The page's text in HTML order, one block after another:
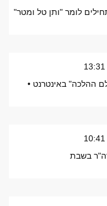
לומר "ותן טל ומטר"
ההלכה" באינטרנט •
בשבת